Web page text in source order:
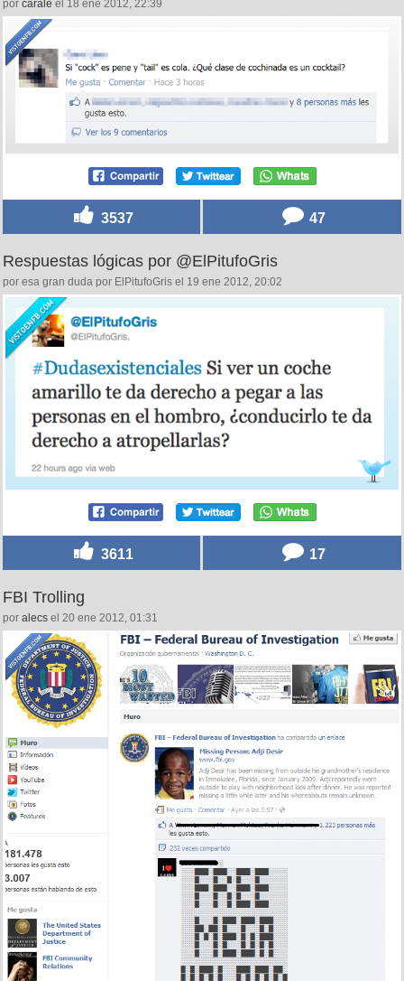
por carale el 18 ene 2012, 22:39
3537 47
Respuestas lógicas por @ElPitufoGris
por esa gran duda por ElPitufoGris el 19 ene 2012, 20:02
3611 17
FBI Trolling
por alecs el 20 ene 2012, 01:31